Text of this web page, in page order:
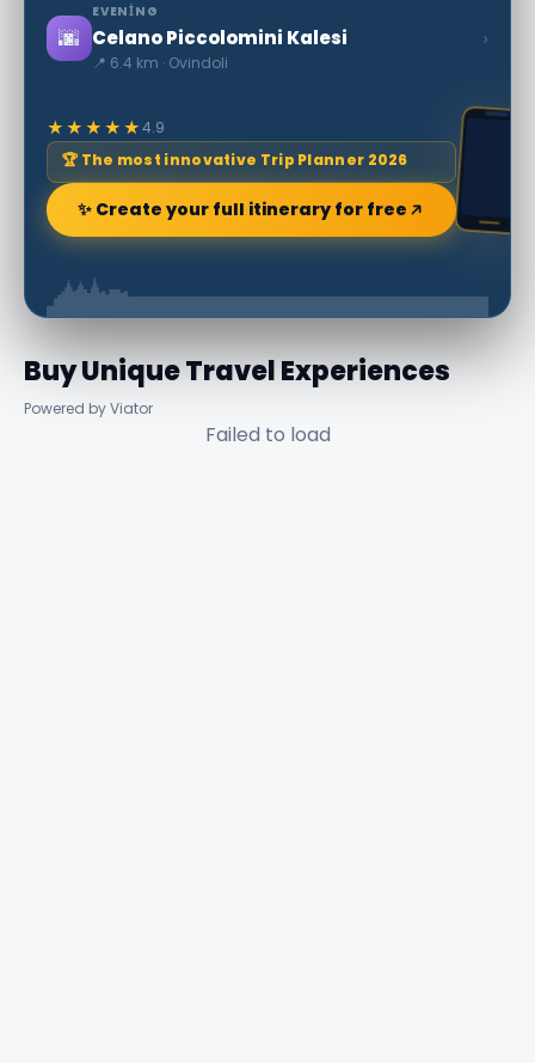
🌆
EVENING
Celano Piccolomini Kalesi
📍 6.4 km · Ovindoli
›
★★★★★4.9
🏆 The most innovative Trip Planner 2026
✨ Create your full itinerary for free
Buy Unique Travel Experiences
Powered by Viator
Failed to load